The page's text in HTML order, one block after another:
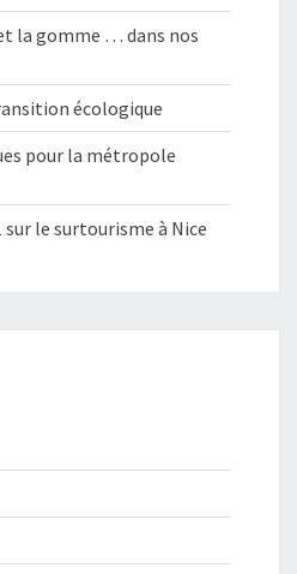
la gomme … dans nos
écologique
pour la métropole
le surtourisme à Nice